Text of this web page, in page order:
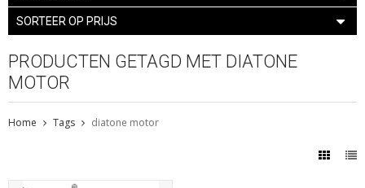
SORTEER OP PRIJS
PRODUCTEN GETAGD MET DIATONE
MOTOR
Home Tags diatone motor